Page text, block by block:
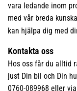
vara ledande inom
med vår breda
kan hjälpa dig med
Kontakta oss
Hos oss får du alltid
just Din bil och Din
0760-089968 eller